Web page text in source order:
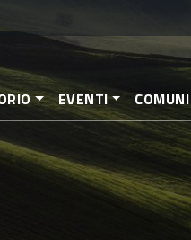
al
contenuto
principale
EVENTI COMUNI